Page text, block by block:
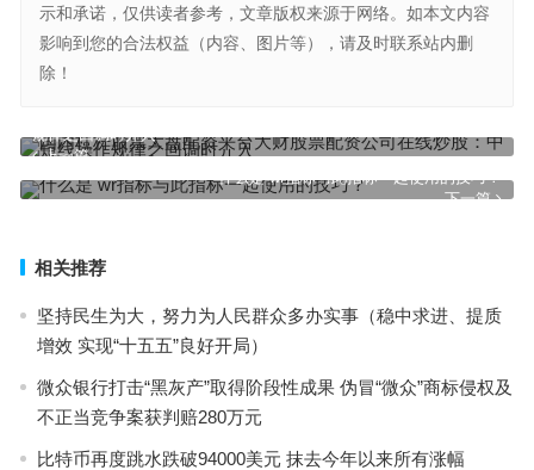
示和承诺，仅供读者参考，文章版权来源于网络。如本文内容
影响到您的合法权益（内容、图片等），请及时联系站内删
除！
上一篇
规律之回调时介入
下一篇
什么是 wr指标与此指标一起使用的技巧？
相关推荐
坚持民生为大，努力为人民群众多办实事（稳中求进、提质
增效 实现“十五五”良好开局）
微众银行打击“黑灰产”取得阶段性成果 伪冒“微众”商标侵权及
不正当竞争案获判赔280万元
比特币再度跳水跌破94000美元 抹去今年以来所有涨幅